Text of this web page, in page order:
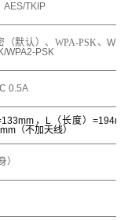
AES/TKIP
（默认）、WPA-PSK、
WPA2-PSK
0.5A
， L（长度）
（不加天线）
）